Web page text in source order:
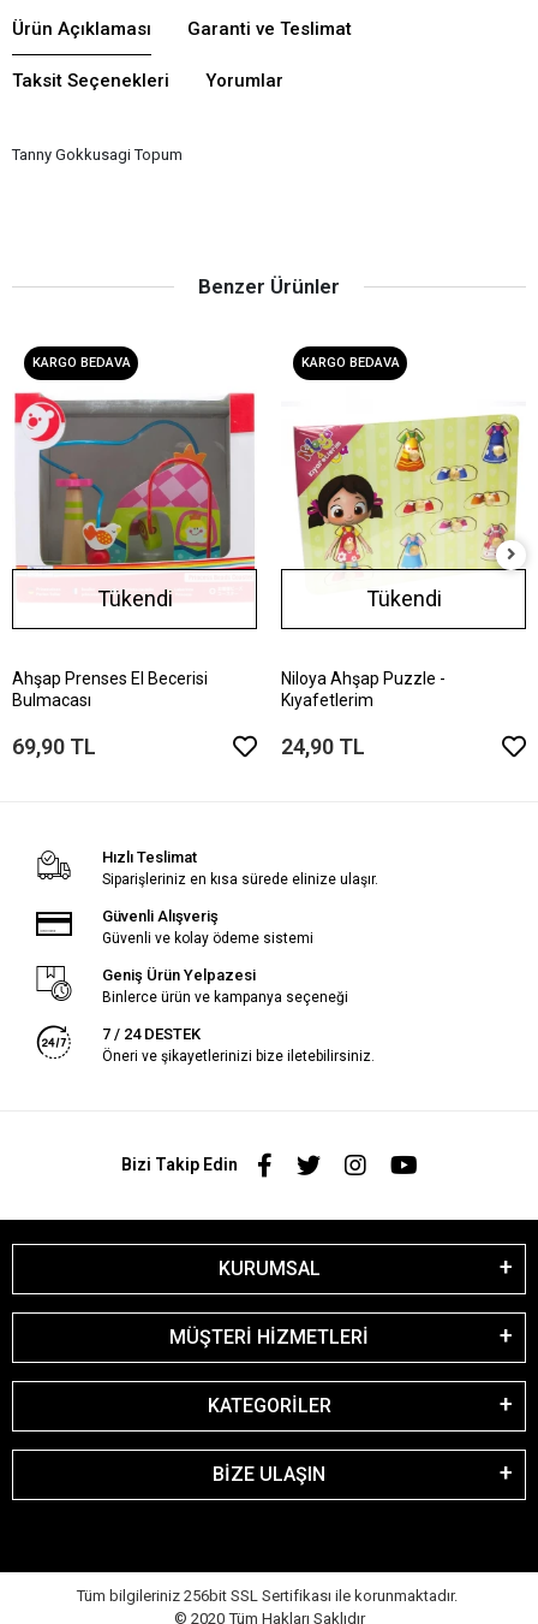
Ürün Açıklaması Garanti ve Teslimat
Taksit Seçenekleri Yorumlar
Tanny Gokkusagi Topum
Benzer Ürünler
KARGO BEDAVA
Tükendi
Ahşap Prenses El Becerisi
Bulmacası
69,90 TL
KARGO BEDAVA
Tükendi
Niloya Ahşap Puzzle -
Kıyafetlerim
24,90 TL
Hızlı Teslimat
Siparişleriniz en kısa sürede elinize ulaşır.
Güvenli Alışveriş
Güvenli ve kolay ödeme sistemi
Geniş Ürün Yelpazesi
Binlerce ürün ve kampanya seçeneği
7 / 24 DESTEK
Öneri ve şikayetlerinizi bize iletebilirsiniz.
Bizi Takip Edin
KURUMSAL
MÜŞTERİ HİZMETLERİ
KATEGORİLER
BİZE ULAŞIN
Tüm bilgileriniz 256bit SSL Sertifikası ile korunmaktadır.
© 2020 Tüm Hakları Saklıdır